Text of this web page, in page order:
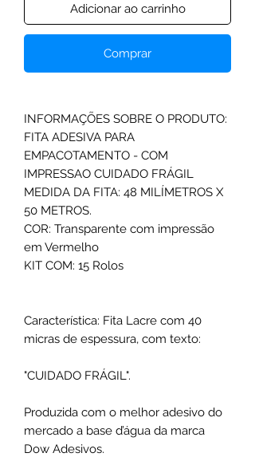
Adicionar ao carrinho
Comprar
INFORMAÇÕES SOBRE O PRODUTO:
FITA ADESIVA PARA
EMPACOTAMENTO - COM
IMPRESSAO CUIDADO FRÁGIL
MEDIDA DA FITA: 48 MILÍMETROS X
50 METROS.
COR: Transparente com impressão
em Vermelho
KIT COM: 15 Rolos
Característica: Fita Lacre com 40
micras de espessura, com texto:
"CUIDADO FRÁGIL".
Produzida com o melhor adesivo do
mercado a base d’água da marca
Dow Adesivos.